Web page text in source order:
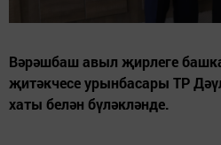
Вәрәшбаш авыл җирлеге
җитәкчесе урынбасары ТР
хаты белән бүләкләнде.